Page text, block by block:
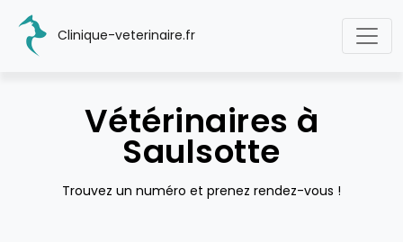
Clinique-veterinaire.fr
Vétérinaires à
Saulsotte
Trouvez un numéro et prenez rendez-vous !